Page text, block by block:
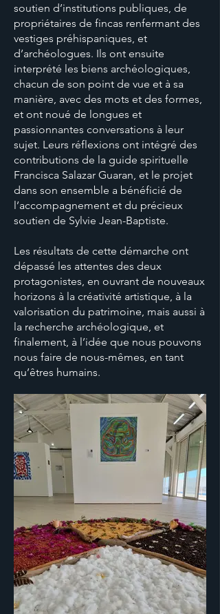
soutien d’institutions publiques, de
propriétaires de fincas renfermant des
vestiges préhispaniques, et
d’archéologues. Ils ont ensuite
interprété les biens archéologiques,
chacun de son point de vue et à sa
manière, avec des mots et des formes,
et ont noué de longues et
passionnantes conversations à leur
sujet. Leurs réflexions ont intégré des
contributions de la guide spirituelle
Francisca Salazar Guaran, et le projet
dans son ensemble a bénéficié de
l’accompagnement et du précieux
soutien de Sylvie Jean-Baptiste.
Les résultats de cette démarche ont
dépassé les attentes des deux
protagonistes, en ouvrant de nouveaux
horizons à la créativité artistique, à la
valorisation du patrimoine, mais aussi à
la recherche archéologique, et
finalement, à l’idée que nous pouvons
nous faire de nous-mêmes, en tant
qu’êtres humains.